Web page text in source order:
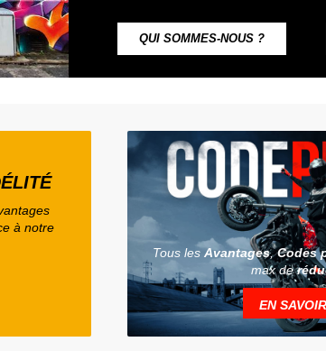
QUI SOMMES-NOUS ?
à notre
Tous les Avantages,Codes
max de
EN